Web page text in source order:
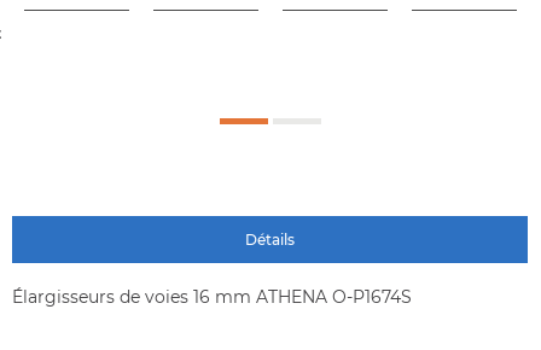
Détails
Élargisseurs de voies 16 mm ATHENA O-P1674S